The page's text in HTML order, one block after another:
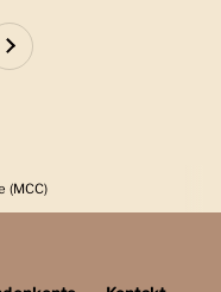
Weiter
(MCC)